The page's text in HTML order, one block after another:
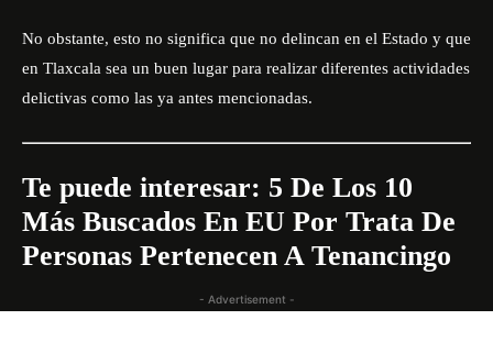
No obstante, esto no significa que no delincan en el Estado y que
en Tlaxcala sea un buen lugar para realizar diferentes actividades
delictivas como las ya antes mencionadas.
Te puede interesar: 5 De Los 10
Más Buscados En EU Por Trata De
Personas Pertenecen A Tenancingo
- Advertisement -